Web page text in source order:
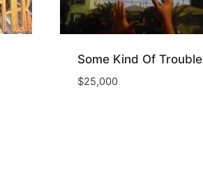
Some Kind Of Trouble
$25,000